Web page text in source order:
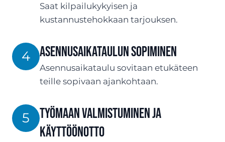
Saat kilpailukykyisen ja
kustannustehokkaan tarjouksen.
4 ASENNUSaikataulun sopiminen
Asennusaikataulu sovitaan etukäteen
teille sopivaan ajankohtaan.
5
Työmaan valmistuminen ja
käyttöönotto